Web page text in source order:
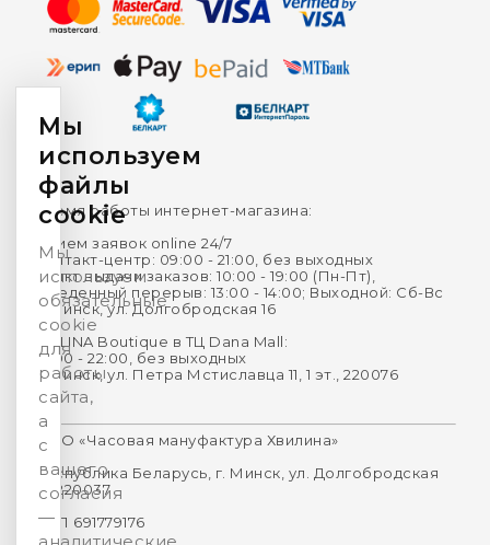
Время работы интернет-магазина:
Прием заявок online 24/7
Контакт-центр: 09:00 - 21:00, без выходных
Пункт выдачи заказов: 10:00 - 19:00 (Пн-Пт),
Обеденный перерыв: 13:00 - 14:00; Выходной: Сб-Вс
г. Минск, ул. Долгобродская 16
HVILINA Boutique в ТЦ Dana Mall:
10:00 - 22:00, без выходных
г. Минск, ул. Петра Мстиславца 11, 1 эт., 220076
ООО «Часовая мануфактура Хвилина»
Республика Беларусь, г. Минск, ул. Долгобродская
16, 220037
УНП 691779176
Мы
используем
файлы
cookie
Мы
используем
обязательные
cookie
для
работы
сайта,
а
с
вашего
согласия
—